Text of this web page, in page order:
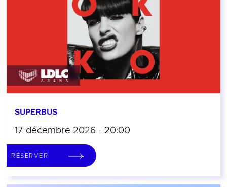
SUPERBUS
17 décembre 2026 - 20:00
RÉSERVER